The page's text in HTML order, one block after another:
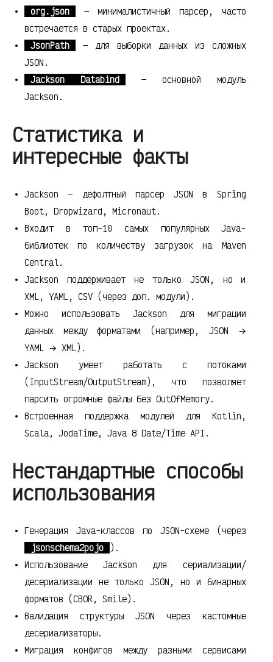
org.json
— минималистичный парсер, часто
встречается в старых проектах.
JsonPath
— для выборки данных из сложных
JSON.
Jackson Databind
— основной модуль
Jackson.
Статистика и
интересные факты
Jackson — дефолтный парсер JSON в Spring
Boot, Dropwizard, Micronaut.
Входит в топ-10 самых популярных Java-
библиотек по количеству загрузок на Maven
Central.
Jackson поддерживает не только JSON, но и
XML, YAML, CSV (через доп. модули).
Можно использовать Jackson для миграции
данных между форматами (например, JSON →
YAML → XML).
Jackson умеет работать с потоками
(InputStream/OutputStream), что позволяет
парсить огромные файлы без OutOfMemory.
Встроенная поддержка модулей для Kotlin,
Scala, JodaTime, Java 8 Date/Time API.
Нестандартные способы
использования
Генерация Java-классов по JSON-схеме (через
jsonschema2pojo
).
Использование Jackson для сериализации/
десериализации не только JSON, но и бинарных
форматов (CBOR, Smile).
Валидация структуры JSON через кастомные
десериализаторы.
Миграция конфигов между разными сервисами